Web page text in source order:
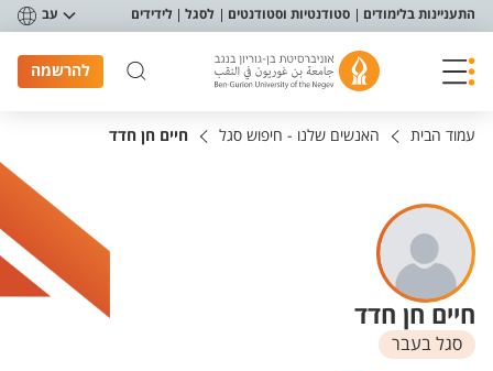
תפריט נגישות
התעניינות בלימודים סטודנטיות וסטודנטים לסגל לידידים עב
להרשמה
עמוד הבית האנשים שלנו - חיפוש סגל חיים חן חדד
חיים חן חדד
סגל בעבר